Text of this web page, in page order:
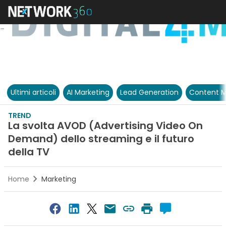
Ultimi articoli AI Marketing Lead Generation Content
TREND
La svolta AVOD (Advertising Video On
Demand) dello streaming e il futuro
della TV
Home Marketing